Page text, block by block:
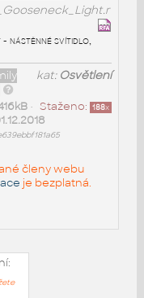
nástěnné svítidlo,
kat: Osvětlení
Staženo: 188x
•
členy webu
je bezplatná.